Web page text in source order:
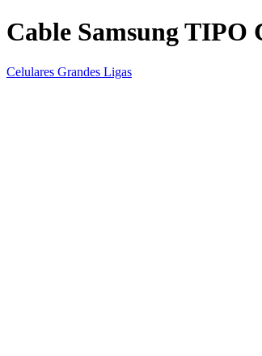
Cable Samsung TIPO
Celulares Grandes Ligas